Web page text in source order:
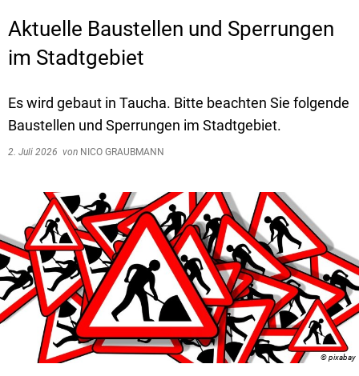
Aktuelle Baustellen und Sperrungen
im Stadtgebiet
Es wird gebaut in Taucha. Bitte beachten Sie folgende
Baustellen und Sperrungen im Stadtgebiet.
2. Juli 2026 von NICO GRAUBMANN
© pixabay